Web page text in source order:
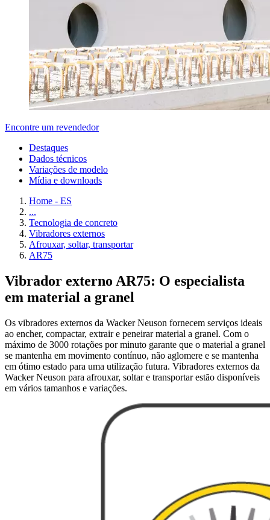
Encontre um revendedor
Destaques
Dados técnicos
Variações de modelo
Mídia e downloads
Home - ES
...
Tecnologia de concreto
Vibradores externos
Afrouxar, soltar, transportar
AR75
Vibrador externo AR75: O especialista
em material a granel
Os vibradores externos da Wacker Neuson fornecem serviços ideais
ao encher, compactar, extrair e peneirar material a granel. Com o
máximo de 3000 rotações por minuto garante que o material a granel
se mantenha em movimento contínuo, não aglomere e se mantenha
em ótimo estado para uma utilização futura. Vibradores externos da
Wacker Neuson para afrouxar, soltar e transportar estão disponíveis
em vários tamanhos e variações.